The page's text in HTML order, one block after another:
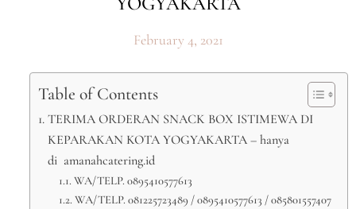
February 4, 2021
Table of Contents
TERIMA ORDERAN SNACK BOX ISTIMEWA DI
KEPARAKAN KOTA YOGYAKARTA – hanya
di amanahcatering.id
WA/TELP. 0895410577613
WA/TELP. 081225723489 / 0895410577613 / 085801557407